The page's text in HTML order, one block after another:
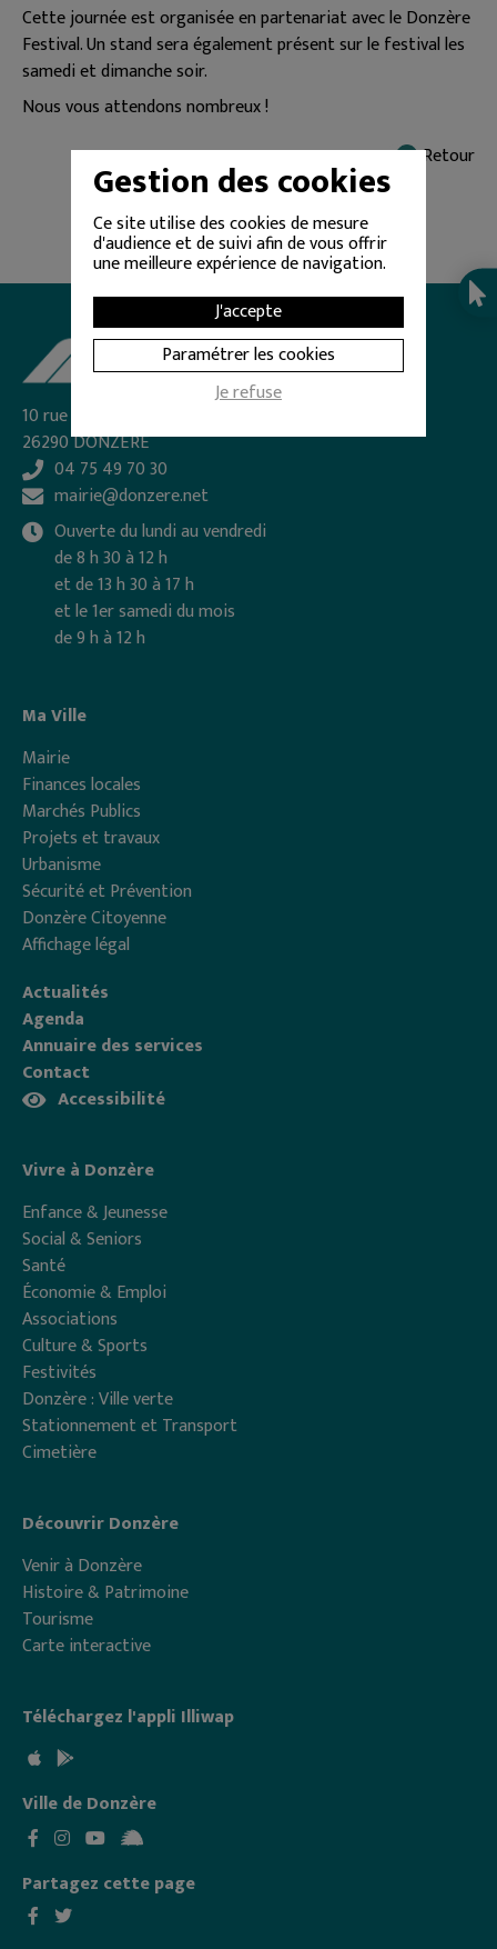
Cette journée est organisée en partenariat avec le Donzère
Festival. Un stand sera également présent sur le festival les
samedi et dimanche soir.
Nous vous attendons nombreux !
Retour
10 rue Frédéric Mistral - BP 27
26290 DONZÈRE
04 75 49 70 30
mairie@donzere.net
Ouverte du lundi au vendredi
de 8 h 30 à 12 h
et de 13 h 30 à 17 h
et le 1er samedi du mois
de 9 h à 12 h
Ma Ville
Mairie
Finances locales
Marchés Publics
Projets et travaux
Urbanisme
Sécurité et Prévention
Donzère Citoyenne
Affichage légal
Actualités
Agenda
Annuaire des services
Contact
Accessibilité
Vivre à Donzère
Enfance & Jeunesse
Social & Seniors
Santé
Économie & Emploi
Associations
Culture & Sports
Festivités
Donzère : Ville verte
Stationnement et Transport
Cimetière
Découvrir Donzère
Venir à Donzère
Histoire & Patrimoine
Tourisme
Carte interactive
Téléchargez l'appli Illiwap
Ville de Donzère
Partagez cette page
Gestion des cookies
Ce site utilise des cookies de mesure
d'audience et de suivi afin de vous offrir
une meilleure expérience de navigation.
J'accepte
Paramétrer les cookies
Je refuse